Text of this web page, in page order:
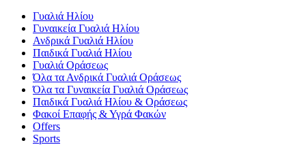
Γυαλιά Ηλίου
Γυναικεία Γυαλιά Ηλίου
Ανδρικά Γυαλιά Ηλίου
Παιδικά Γυαλιά Ηλίου
Γυαλιά Οράσεως
Όλα τα Ανδρικά Γυαλιά Οράσεως
Όλα τα Γυναικεία Γυαλιά Οράσεως
Παιδικά Γυαλιά Ηλίου & Οράσεως
Φακοί Επαφής & Υγρά Φακών
Offers
Sports